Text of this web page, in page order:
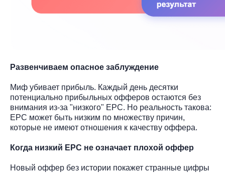
Развенчиваем опасное заблуждение
Миф убивает прибыль. Каждый день десятки
потенциально прибыльных офферов остаются без
внимания из-за "низкого" EPC. Но реальность такова:
EPC может быть низким по множеству причин,
которые не имеют отношения к качеству оффера.
Когда низкий EPC не означает плохой оффер
Новый оффер без истории покажет странные цифры